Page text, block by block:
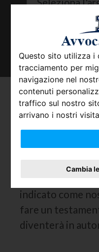
Questo sito utilizza i
tracciamento per
navigazione nel
contenuti
traffico sul nostro
arrivano i nostri
Cambia
TROVA IL
Adozione:
dei genitori
Mia moglie ed io
adottare un
indicato come
fare un
diventerà in